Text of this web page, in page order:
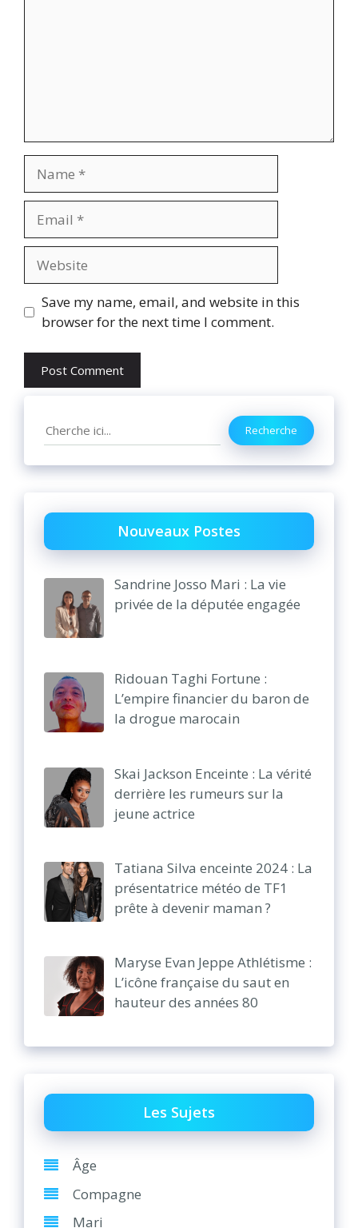
Save my name, email, and website in this
browser for the next time I comment.
Search Recherche
Nouveaux Postes
Sandrine Josso Mari : La vie
privée de la députée engagée
Ridouan Taghi Fortune :
L’empire financier du baron de
la drogue marocain
Skai Jackson Enceinte : La vérité
derrière les rumeurs sur la
jeune actrice
Tatiana Silva enceinte 2024 : La
présentatrice météo de TF1
prête à devenir maman ?
Maryse Evan Jeppe Athlétisme :
L’icône française du saut en
hauteur des années 80
Les Sujets
Âge
Compagne
Mari